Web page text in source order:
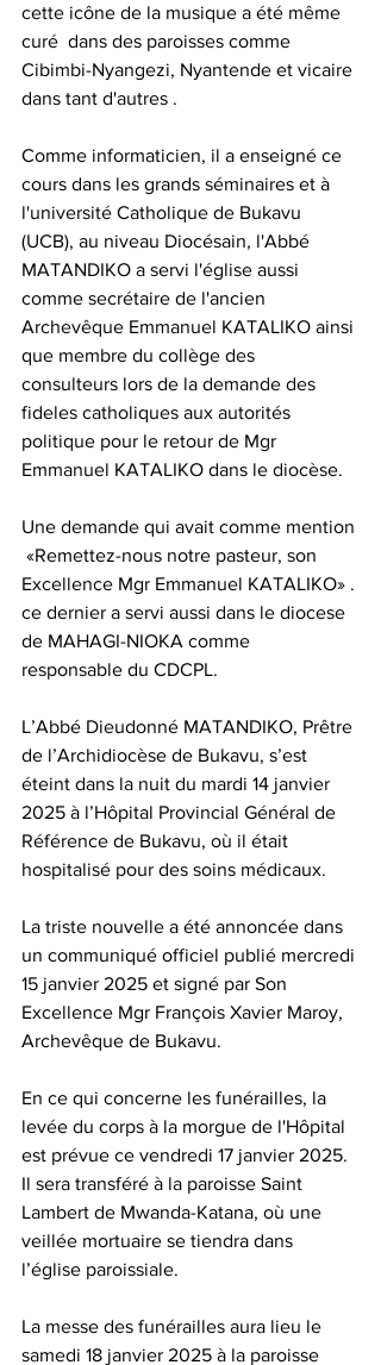
cette icône de la musique a été même
curé  dans des paroisses comme
Cibimbi-Nyangezi, Nyantende et vicaire
dans tant d'autres .
Comme informaticien, il a enseigné ce
cours dans les grands séminaires et à
l'université Catholique de Bukavu
(UCB), au niveau Diocésain, l'Abbé
MATANDIKO a servi l'église aussi
comme secrétaire de l'ancien
Archevêque Emmanuel KATALIKO ainsi
que membre du collège des
consulteurs lors de la demande des
fideles catholiques aux autorités
politique pour le retour de Mgr
Emmanuel KATALIKO dans le diocèse.
Une demande qui avait comme mention
«Remettez-nous notre pasteur, son
Excellence Mgr Emmanuel KATALIKO» .
ce dernier a servi aussi dans le diocese
de MAHAGI-NIOKA comme
responsable du CDCPL.
L’Abbé Dieudonné MATANDIKO, Prêtre
de l’Archidiocèse de Bukavu, s’est
éteint dans la nuit du mardi 14 janvier
2025 à l’Hôpital Provincial Général de
Référence de Bukavu, où il était
hospitalisé pour des soins médicaux.
La triste nouvelle a été annoncée dans
un communiqué officiel publié mercredi
15 janvier 2025 et signé par Son
Excellence Mgr François Xavier Maroy,
Archevêque de Bukavu.
En ce qui concerne les funérailles, la
levée du corps à la morgue de l'Hôpital
est prévue ce vendredi 17 janvier 2025.
Il sera transféré à la paroisse Saint
Lambert de Mwanda-Katana, où une
veillée mortuaire se tiendra dans
l’église paroissiale.
La messe des funérailles aura lieu le
samedi 18 janvier 2025 à la paroisse